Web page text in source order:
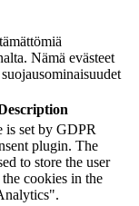
Nämä evästeet
is set by GDPR
plugin. The
to store the user
cookies in the